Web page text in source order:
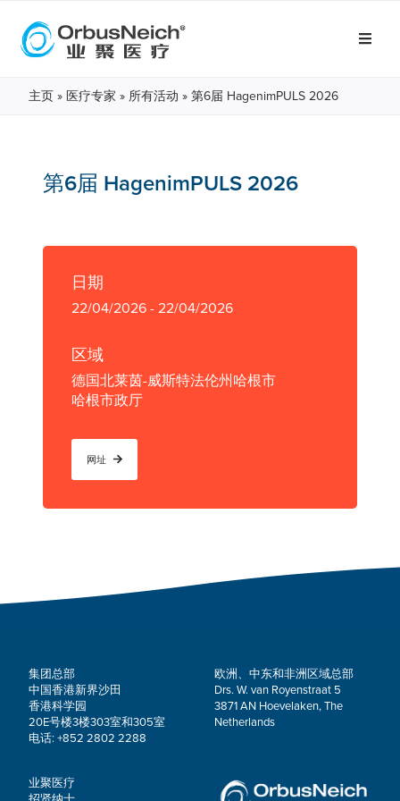
主页 » 医疗专家 » 所有活动 » 第6届 HagenimPULS 2026
第6届 HagenimPULS 2026
日期
22/04/2026 - 22/04/2026
区域
德国北莱茵-威斯特法伦州哈根市
哈根市政厅
网址
集团总部
中国香港新界沙田
香港科学园
20E号楼3楼303室和305室
电话: +852 2802 2288
欧洲、中东和非洲区域总部
Drs. W. van Royenstraat 5
3871 AN Hoevelaken, The
Netherlands
业聚医疗